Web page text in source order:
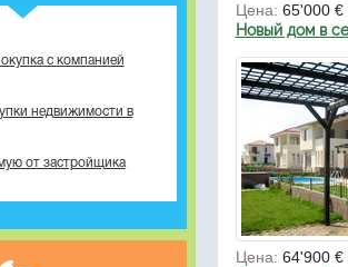
с компанией
недвижимости в
от застройщика
Цена: 65'000 €
Новый дом в
Цена: 64'900 €